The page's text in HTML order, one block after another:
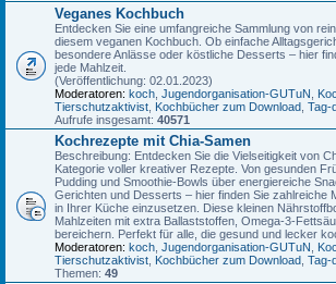
Veganes Kochbuch
Entdecken Sie eine umfangreiche Sammlung von
diesem veganen Kochbuch. Ob einfache
besondere Anlässe oder köstliche Desserts – hier
jede Mahlzeit.
(Veröffentlichung: 02.01.2023)
Moderatoren: koch Jugendorganisation-GUTuN
Tierschutzaktivist Kochbücher zum Download Tag-
Aufrufe insgesamt: 40571
Kochrezepte mit Chia-Samen
Beschreibung: Entdecken Sie die Vielseitigkeit von
Kategorie voller kreativer Rezepte. Von gesunden
Pudding und Smoothie-Bowls über energiereiche
Gerichten und Desserts – hier finden Sie zahlreiche
in Ihrer Küche einzusetzen. Diese kleinen
Mahlzeiten mit extra Ballaststoffen, Omega-3-
bereichern. Perfekt für alle, die gesund und lecker
Moderatoren: koch Jugendorganisation-GUTuN
Tierschutzaktivist Kochbücher zum Download Tag-
Themen: 49